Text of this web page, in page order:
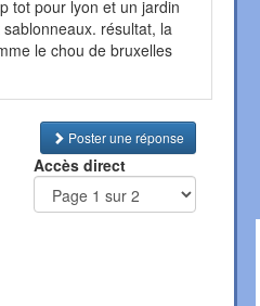
tot pour lyon et un jardin
résultat, la
le chou de bruxelles
Poster une réponse
Accès direct